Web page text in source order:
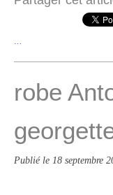
robe
Publié le 18 septembre